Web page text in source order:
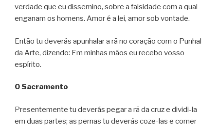
verdade que eu dissemino, sobre a falsidade com a qual
enganam os homens. Amor é a lei, amor sob vontade.
Então tu deverás apunhalar a rã no coração com o Punhal
da Arte, dizendo: Em minhas mãos eu recebo vosso
espírito.
O Sacramento
Presentemente tu deverás pegar a rã da cruz e dividi-la
em duas partes; as pernas tu deverás coze-las e comer